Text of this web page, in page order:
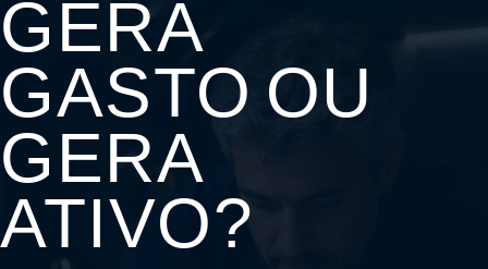
GERA
GASTO OU
GERA
ATIVO?